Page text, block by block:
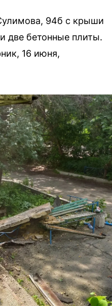
94б с крыши
две бетонные плиты.
16 июня,